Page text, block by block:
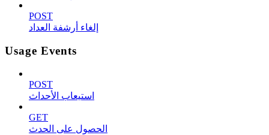
POST
إلغاء أرشفة العداد
Usage Events
POST
استيعاب الأحداث
GET
الحصول على الحدث